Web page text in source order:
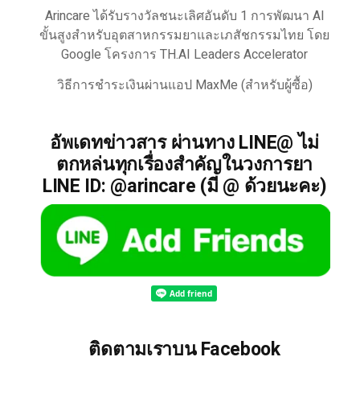
Arincare ได้รับรางวัลชนะเลิศอันดับ 1 การพัฒนา AI
ขั้นสูงสำหรับอุตสาหกรรมยาและเภสัชกรรมไทย โดย
Google โครงการ TH.AI Leaders Accelerator
วิธีการชำระเงินผ่านแอป MaxMe (สำหรับผู้ซื้อ)
อัพเดทข่าวสาร ผ่านทาง LINE@ ไม่
ตกหล่นทุกเรื่องสำคัญในวงการยา
LINE ID: @arincare (มี @ ด้วยนะคะ)
ติดตามเราบน Facebook